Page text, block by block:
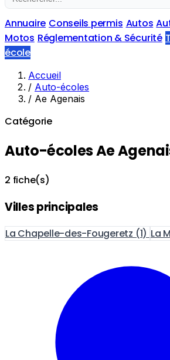
Annuaire Conseils permis Autos
Motos Réglementation & Sécurité
école
Accueil
/ Auto-écoles
/ Ae Agenais
Catégorie
Auto-écoles Ae
2 fiche(s)
Villes principales
La Chapelle-des-Fougeretz (1) La